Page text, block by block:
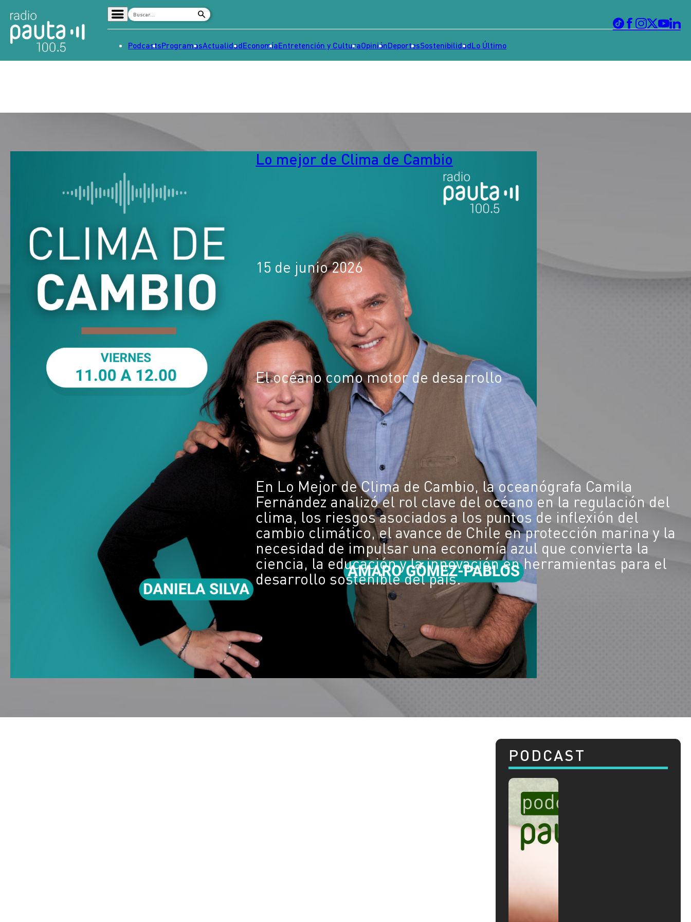
Señal 2
Contenido Patrocinado
PodcastsProgramasActualidadEconomíaEntretención y CulturaOpiniónDeportesSostenibilidadLo Último
Lo mejor de Clima de Cambio
15 de junio 2026
El océano como motor de desarrollo
En Lo Mejor de Clima de Cambio, la oceanógrafa Camila
Fernández analizó el rol clave del océano en la regulación del
clima, los riesgos asociados a los puntos de inflexión del
cambio climático, el avance de Chile en protección marina y la
necesidad de impulsar una economía azul que convierta la
ciencia, la educación y la innovación en herramientas para el
desarrollo sostenible del país.
PODCAST